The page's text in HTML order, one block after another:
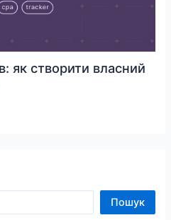
як створити власний
Пошук